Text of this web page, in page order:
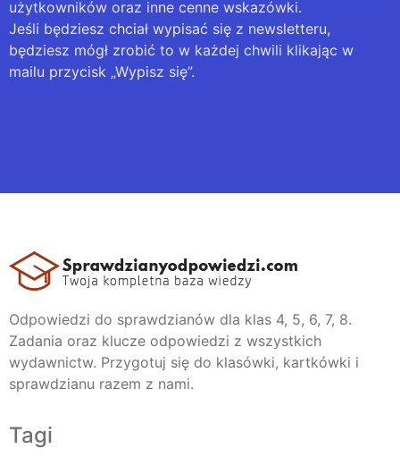
użytkowników oraz inne cenne wskazówki.
Jeśli będziesz chciał wypisać się z newsletteru,
będziesz mógł zrobić to w każdej chwili klikając w
mailu przycisk „Wypisz się”.
Odpowiedzi do sprawdzianów dla klas 4, 5, 6, 7, 8.
Zadania oraz klucze odpowiedzi z wszystkich
wydawnictw. Przygotuj się do klasówki, kartkówki i
sprawdzianu razem z nami.
Tagi